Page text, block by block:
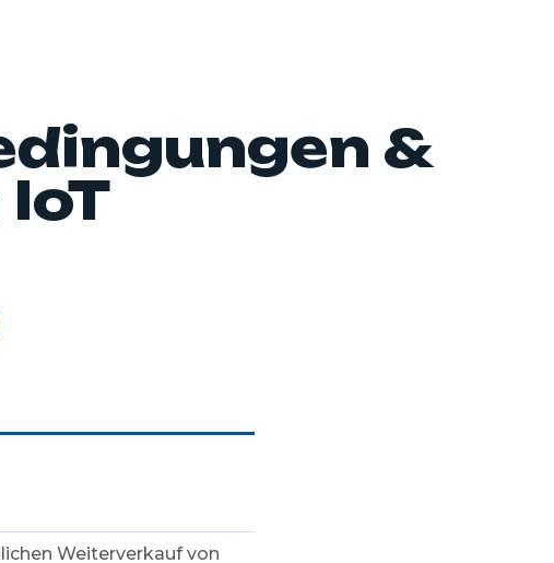
&
Weiterverkauf von